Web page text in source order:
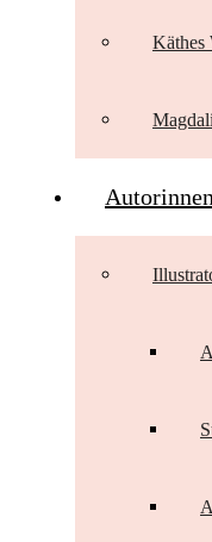
Käthes
Autorinnen